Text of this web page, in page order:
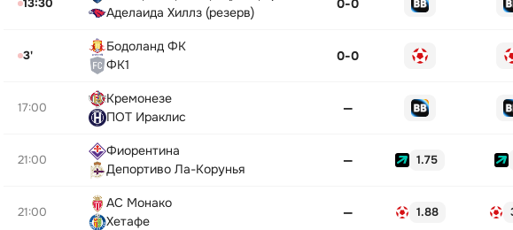
13:30
Аделаида Хиллз (резерв)
3'
Бодоланд ФК
ФК1
0-0
17:00
Кремонезе
ПОТ Ираклис
—
21:00
Фиорентина
Депортиво Ла-Корунья
— 1.75
21:00
АС Монако
Хетафе
— 1.88